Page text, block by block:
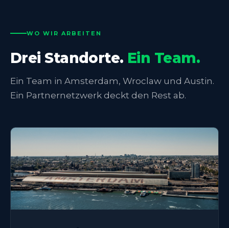
WO WIR ARBEITEN
Drei Standorte. Ein Team.
Ein Team in Amsterdam, Wroclaw und Austin.
Ein Partnernetzwerk deckt den Rest ab.